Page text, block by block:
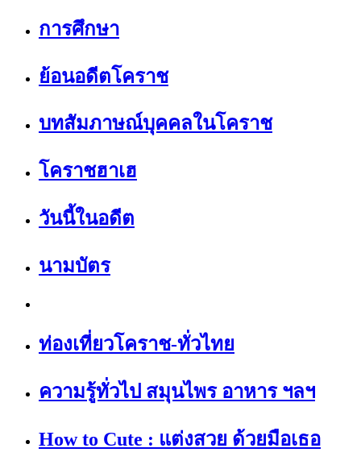
การศึกษา
ย้อนอดีตโคราช
บทสัมภาษณ์บุคคลในโคราช
โคราชฮาเฮ
วันนี้ในอดีต
นามบัตร
ท่องเที่ยวโคราช-ทั่วไทย
ความรู้ทั่วไป สมุนไพร อาหาร ฯลฯ
How to Cute : แต่งสวย ด้วยมือเธอ